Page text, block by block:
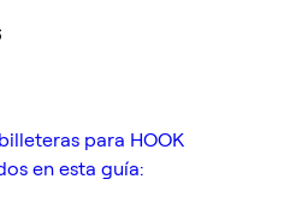
para HOOK
en esta guía: